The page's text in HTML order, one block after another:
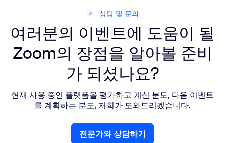
상담 및 문의
여러분의 이벤트에 도움이 될
Zoom의 장점을 알아볼 준비
가 되셨나요?
현재 사용 중인 플랫폼을 평가하고 계신 분도, 다음 이벤트
를 계획하는 분도, 저희가 도와드리겠습니다.
전문가와 상담하기
전문가와 상담하기